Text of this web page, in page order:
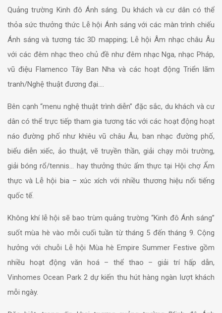
Quảng trường Kinh đô Ánh sáng. Du khách và cư dân có thể
thỏa sức thưởng thức Lễ hội Ánh sáng với các màn trình chiếu
Ánh sáng và tương tác 3D mapping; Lễ hội Âm nhạc châu Âu
với các đêm nhạc theo chủ đề như đêm nhạc Nga, nhạc Pháp,
vũ điệu Flamenco Tây Ban Nha và các hoạt động Triển lãm
tranh/Nghệ thuật đương đại….
Bên cạnh “menu nghệ thuật trình diễn” đặc sắc, du khách và cư
dân có thể trực tiếp tham gia tương tác với các hoạt động hoạt
náo đường phố như khiêu vũ châu Âu, ban nhạc đường phố,
biểu diễn xiếc, ảo thuật, vẽ truyền thần, giải chạy môi trường,
giải bóng rổ/tennis… hay thưởng thức ẩm thực tại Hội chợ Ẩm
thực và Lễ hội bia – xúc xích với nhiều thương hiệu nổi tiếng
quốc tế.
Không khí lễ hội sẽ bao trùm quảng trường “Kinh đô Ánh sáng”
suốt mùa hè vào mỗi cuối tuần từ tháng 5 đến tháng 9. Cộng
hưởng với chuỗi Lễ hội Mùa hè Empire Summer Festive gồm
nhiều hoạt động văn hoá – thể thao – giải trí hấp dẫn,
Vinhomes Ocean Park 2 dự kiến thu hút hàng ngàn lượt khách
mỗi ngày.